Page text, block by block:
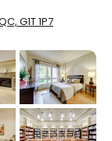
G1T 1P7